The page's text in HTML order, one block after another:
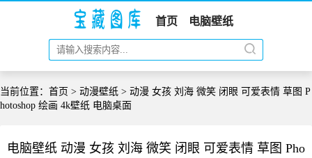
首页 电脑壁纸
当前位置： 首页 > 动漫壁纸 > 动漫 女孩 刘海 微笑 闭眼 可爱表情 草图 P
hotoshop 绘画 4k壁纸 电脑桌面
电脑壁纸 动漫 女孩 刘海 微笑 闭眼 可爱表情 草图 Pho